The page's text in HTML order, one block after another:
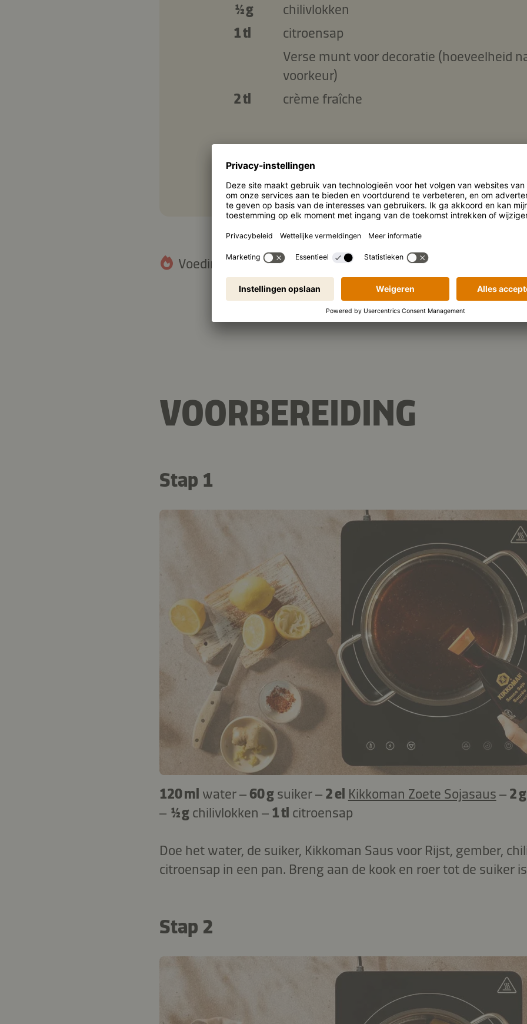
½ g
chilivlokken
1 tl
citroensap
Verse munt voor decoratie (hoeveelheid
voorkeur)
2 tl
crème fraîche
Voedingswaarde (per portie): 862 kJ/206 kcal
3 g 2 g
Eiwitten
VOORBEREIDING
Stap 1
120 ml water – 60 g suiker – 2 el Kikkoman Zoete Sojasaus – 2
– ½ g chilivlokken – 1 tl citroensap
Doe het water, de suiker, Kikkoman Saus voor Rijst, gember,
citroensap in een pan. Breng aan de kook en roer tot de suiker
Stap 2